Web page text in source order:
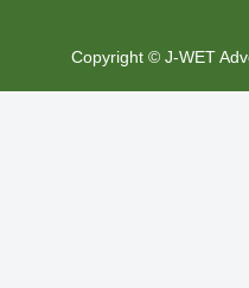
Copyright © J-WET